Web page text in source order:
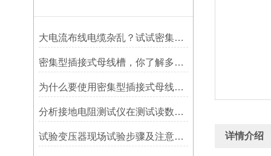
大电流布线电缆杂乱？试试密集型插接式母线槽
密集型插接式母线槽，你了解多少？
为什么要使用密集型插接式母线槽，原因是什么
分析接地电阻测试仪在测试读数不准确的问题
试验变压器现场试验步骤及注意事项 详情介绍